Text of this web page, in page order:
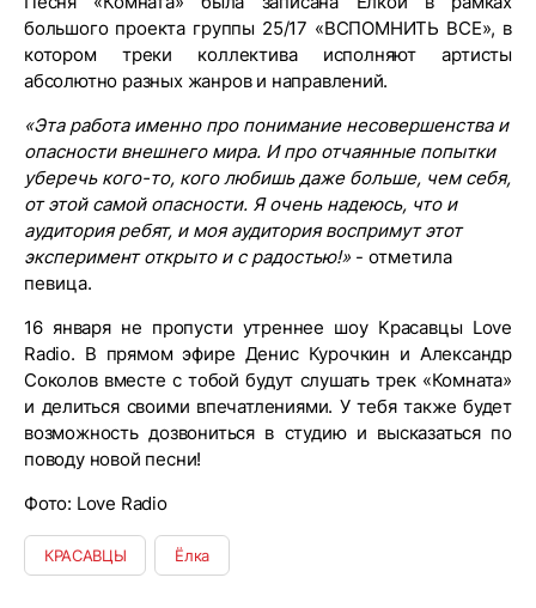
большого проекта группы 25/17 «ВСПОМНИТЬ ВСЕ», в
котором треки коллектива исполняют артисты
абсолютно разных жанров и направлений.
«Эта работа именно про понимание несовершенства и
опасности внешнего мира. И про отчаянные попытки
уберечь кого-то, кого любишь даже больше, чем себя,
от этой самой опасности. Я очень надеюсь, что и
аудитория ребят, и моя аудитория воспримут этот
эксперимент открыто и с радостью!» - отметила
певица.
16 января не пропусти утреннее шоу Красавцы Love
Radio. В прямом эфире Денис Курочкин и Александр
Соколов вместе с тобой будут слушать трек «Комната»
и делиться своими впечатлениями. У тебя также будет
возможность дозвониться в студию и высказаться по
поводу новой песни!
Фото: Love Radio
КРАСАВЦЫ Ёлка